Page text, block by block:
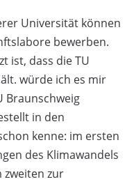
Universität können
bewerben.
ist, dass die TU
würde ich es mir
Braunschweig
in den
kenne: im ersten
des Klimawandels
zweiten zur